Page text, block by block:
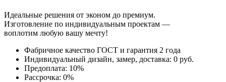
Идеальные решения от эконом до премиум.
Изготовление по индивидуальным проектам —
воплотим любую вашу мечту!
Фабричное качество ГОСТ и гарантия 2 года
Индивидуальный дизайн, замер, доставка: 0 руб.
Предоплата: 10%
Рассрочка: 0%